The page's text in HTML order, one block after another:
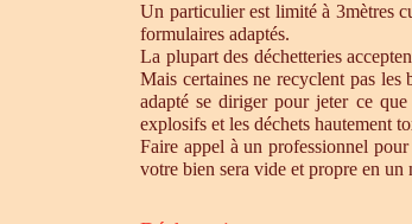
Un particulier est limité à 3mètres
formulaires adaptés.
La plupart des déchetteries
Mais certaines ne recyclent pas
adapté se diriger pour jeter ce
explosifs et les déchets hautement
Faire appel à un professionnel
votre bien sera vide et propre en un